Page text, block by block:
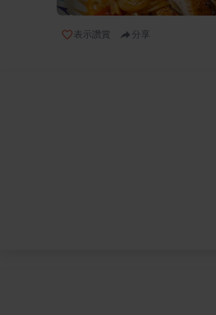
表示讚賞 分享